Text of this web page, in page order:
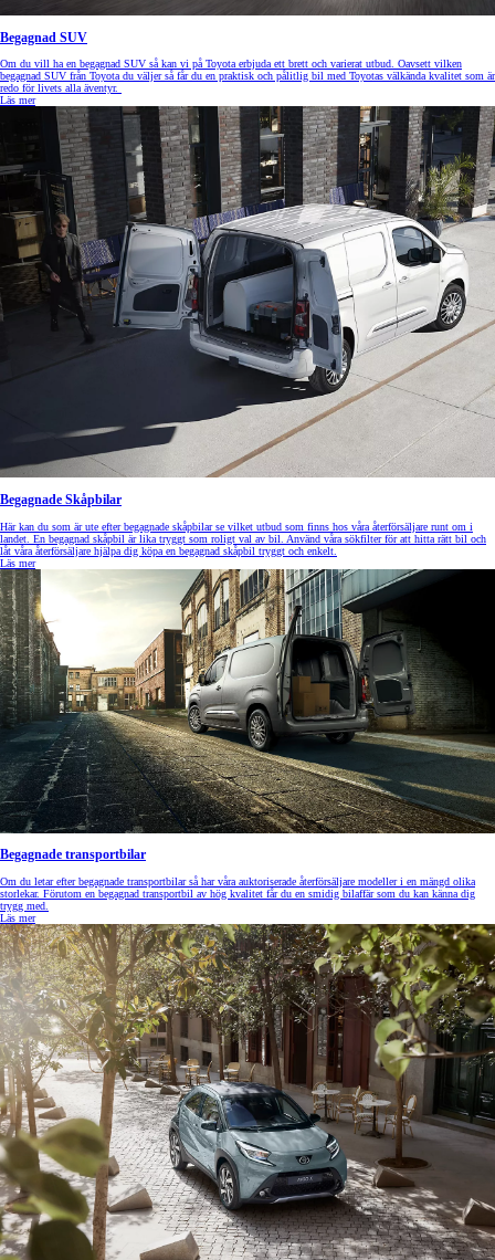
Begagnad SUV
Om du vill ha en begagnad SUV så kan vi på Toyota erbjuda ett brett och varierat utbud. Oavsett vilken
begagnad SUV från Toyota du väljer så får du en praktisk och pålitlig bil med Toyotas välkända kvalitet som är
redo för livets alla äventyr.
Läs mer
Begagnade Skåpbilar
Här kan du som är ute efter begagnade skåpbilar se vilket utbud som finns hos våra återförsäljare runt om i
landet. En begagnad skåpbil är lika tryggt som roligt val av bil. Använd våra sökfilter för att hitta rätt bil och
låt våra återförsäljare hjälpa dig köpa en begagnad skåpbil tryggt och enkelt.
Läs mer
Begagnade transportbilar
Om du letar efter begagnade transportbilar så har våra auktoriserade återförsäljare modeller i en mängd olika
storlekar. Förutom en begagnad transportbil av hög kvalitet får du en smidig bilaffär som du kan känna dig
trygg med.
Läs mer